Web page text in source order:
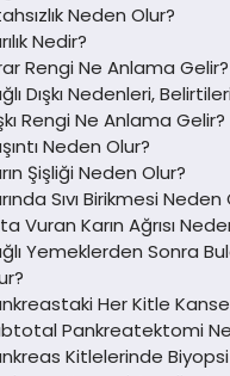
Neden Olur?
Nedir?
Rengi Ne Anlama Gelir?
Dışkı Nedenleri,
Rengi Ne Anlama Gelir?
Neden Olur?
Şişliği Neden Olur?
Sıvı Birikmesi Neden
Vuran Karın Ağrısı
Yemeklerden Sonra
Her Kitle
Pankreatektomi
Kitlelerinde Biyopsi